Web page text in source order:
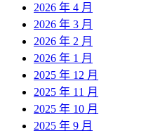
2026 年 4 月
2026 年 3 月
2026 年 2 月
2026 年 1 月
2025 年 12 月
2025 年 11 月
2025 年 10 月
2025 年 9 月